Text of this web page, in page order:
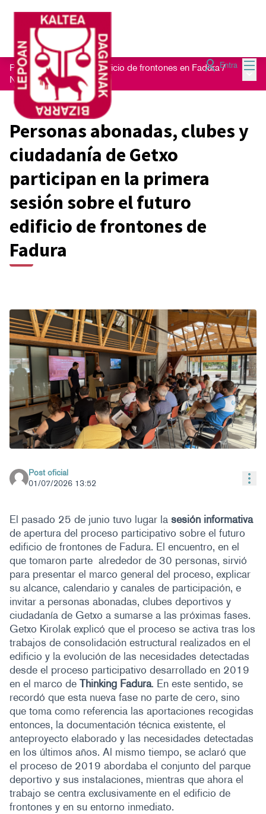
Entra
Proceso participativo edificio de frontones en Fadura /
Noticias
Personas abonadas, clubes y
ciudadanía de Getxo
participan en la primera
sesión sobre el futuro
edificio de frontones de
Fadura
Post oficial
01/07/2026 13:52
El pasado 25 de junio tuvo lugar la sesión informativa
de apertura del proceso participativo sobre el futuro
edificio de frontones de Fadura. El encuentro, en el
que tomaron parte alrededor de 30 personas, sirvió
para presentar el marco general del proceso, explicar
su alcance, calendario y canales de participación, e
invitar a personas abonadas, clubes deportivos y
ciudadanía de Getxo a sumarse a las próximas fases.
Getxo Kirolak explicó que el proceso se activa tras los
trabajos de consolidación estructural realizados en el
edificio y la evolución de las necesidades detectadas
desde el proceso participativo desarrollado en 2019
en el marco de Thinking Fadura. En este sentido, se
recordó que esta nueva fase no parte de cero, sino
que toma como referencia las aportaciones recogidas
entonces, la documentación técnica existente, el
anteproyecto elaborado y las necesidades detectadas
en los últimos años. Al mismo tiempo, se aclaró que
el proceso de 2019 abordaba el conjunto del parque
deportivo y sus instalaciones, mientras que ahora el
trabajo se centra exclusivamente en el edificio de
frontones y en su entorno inmediato.